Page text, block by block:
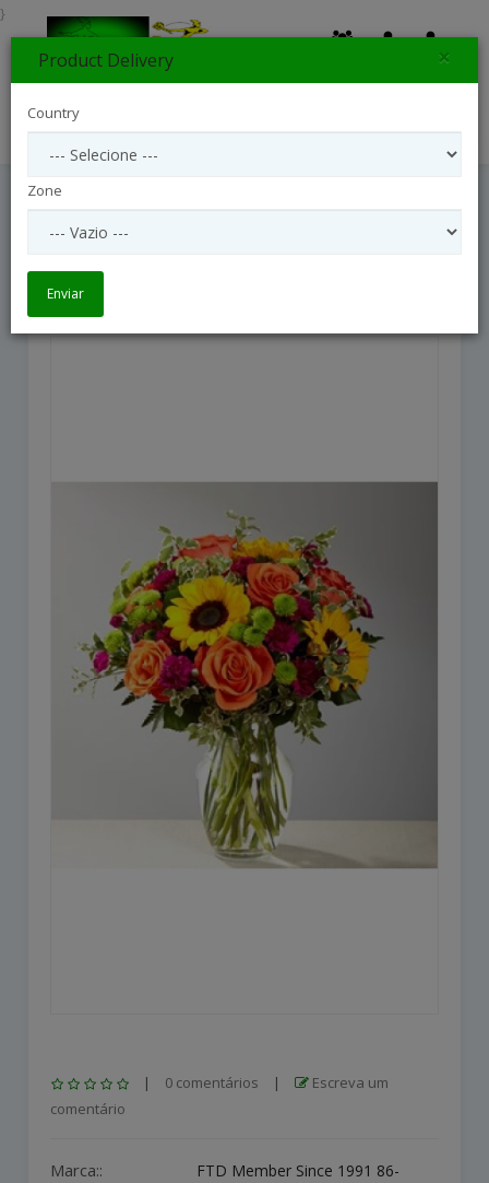
Color Craze Bouquet
| 0 comentários |
Escreva um
comentário
Marca::
FTD Member Since 1991 86-
}
Product Delivery ×
Country
Zone
Enviar